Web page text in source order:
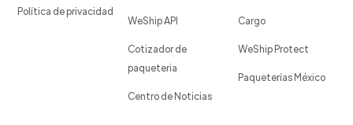
Política de privacidad
WeShip API
Cotizador de
paqueteria
Centro de Noticias
Cargo
WeShip Protect
Paqueterías México